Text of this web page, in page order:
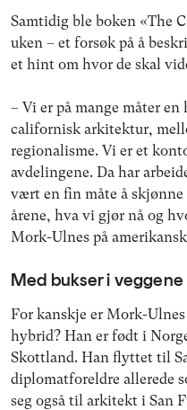
Samtidig ble boken «The
uken – et forsøk på å
et hint om hvor de skal
– Vi er på mange måter
californisk arkitektur,
regionalisme. Vi er et
avdelingene. Da har
vært en fin måte å
årene, hva vi gjør nå og
Mork-Ulnes på
Med bukser i veggene
For kanskje er Mork-Ulnes
hybrid? Han er født i
Skottland. Han flyttet til
diplomatforeldre allerede
seg også til arkitekt i San